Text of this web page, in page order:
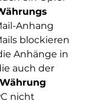
Anhang
blockieren
Anhänge in
auch der
nicht